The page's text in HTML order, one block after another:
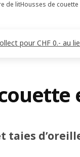
de litHousses de couette
pour CHF 0.- au
taies